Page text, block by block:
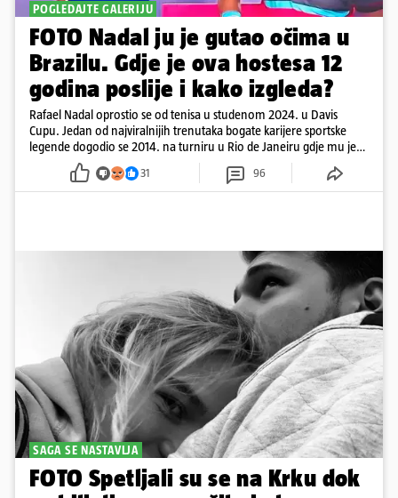
POGLEDAJTE GALERIJU
FOTO Nadal ju je gutao očima u
Brazilu. Gdje je ova hostesa 12
godina poslije i kako izgleda?
Rafael Nadal oprostio se od tenisa u studenom 2024. u Davis
Cupu. Jedan od najviralnijih trenutaka bogate karijere sportske
legende dogodio se 2014. na turniru u Rio de Janeiru gdje mu je
pažnju odvlačila ljepotica iza klupe
31 96
SAGA SE NASTAVLJA
FOTO Spetljali su se na Krku dok